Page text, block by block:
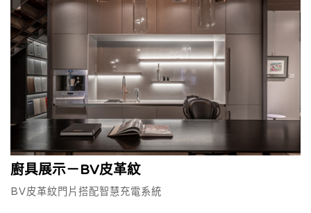
廚具展示－BV皮革紋
BV皮革紋門片搭配智慧充電系統